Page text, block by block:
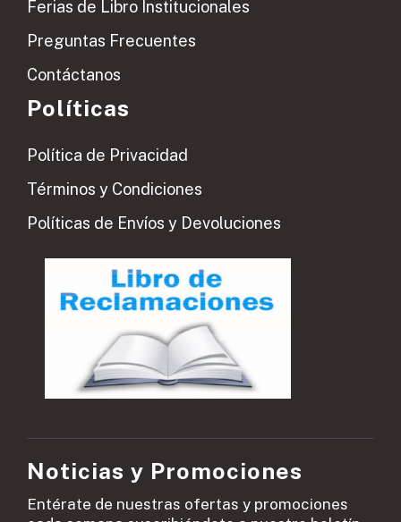
Ferias de Libro Institucionales
Preguntas Frecuentes
Contáctanos
Políticas
Política de Privacidad
Términos y Condiciones
Políticas de Envíos y Devoluciones
Noticias y Promociones
Entérate de nuestras ofertas y promociones